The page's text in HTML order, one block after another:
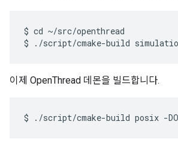
$ cd ~/src/openthread
이제 OpenThread 데몬을 빌드합니다.